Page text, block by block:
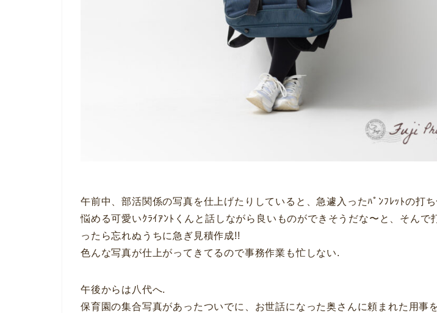
午前中、部活関係の写真を仕上げたりしていると、急遽入ったﾊﾟﾝﾌﾚｯﾄの打
悩める可愛いｸﾗｲｱﾝﾄくんと話しながら良いものができそうだな〜と、そんで
ったら忘れぬうちに急ぎ見積作成!!
色んな写真が仕上がってきてるので事務作業も忙しない.
午後からは八代へ.
保育園の集合写真があったついでに、お世話になった奥さんに頼まれた用事